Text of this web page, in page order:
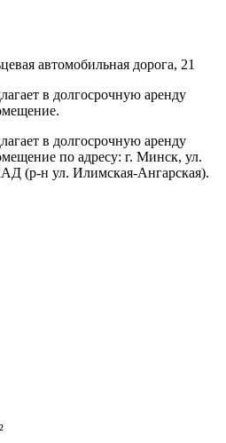
автомобильная дорога, 21
в долгосрочную аренду
в долгосрочную аренду
по адресу: г. Минск, ул.
(р-н ул. Илимская-Ангарская).